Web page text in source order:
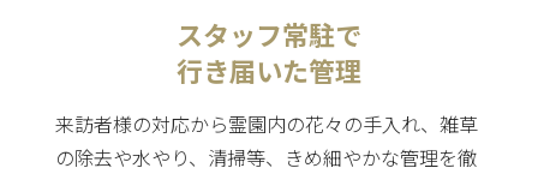
スタッフ常駐で
行き届いた管理
来訪者様の対応から霊園内の花々の手入れ、雑草
の除去や水やり、清掃等、きめ細やかな管理を徹